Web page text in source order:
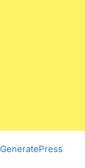
GeneratePress